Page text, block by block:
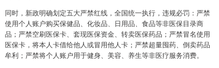
同时，新政明确划定五大严禁红线，全国统一执行，违规必罚：严禁
使用个人账户购买保健品、化妆品、日用品、食品等非医保目录商
品；严禁空刷医保卡、套现医保资金、转卖医保药品；严禁冒名使用
医保卡，将本人卡借给他人或冒用他人卡；严禁超量囤药、倒卖药品
牟利；严禁将个人账户用于健身、美容、养生等非医疗服务消费。